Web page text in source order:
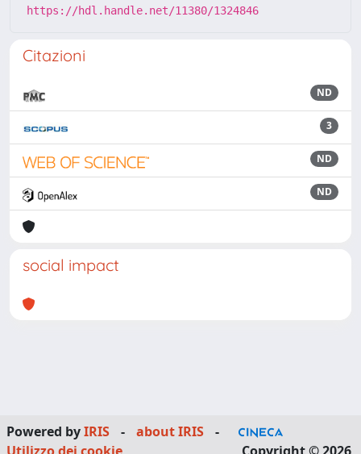
https://hdl.handle.net/11380/1324846
Citazioni
ND
3
ND
ND
social impact
Powered byIRIS - about IRIS
-